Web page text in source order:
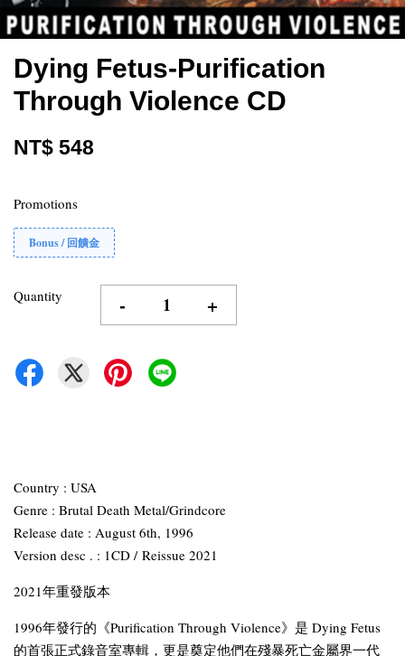
Dying Fetus-Purification
Through Violence CD
NT$ 548
Promotions
Bonus / 回饋金
Quantity - +
Country : USA
Genre : Brutal Death Metal/Grindcore
Release date : August 6th, 1996
Version desc . : 1CD / Reissue 2021
2021年重發版本
1996年發行的《Purification Through Violence》是 Dying Fetus
的首張正式錄音室專輯，更是奠定他們在殘暴死亡金屬界一代